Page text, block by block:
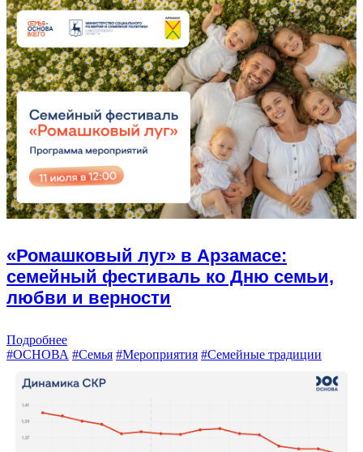
«Ромашковый луг» в Арзамасе:
семейный фестиваль ко Дню семьи,
любви и верности
Подробнее
#ОСНОВА #Семья #Мероприятия #Семейные традиции